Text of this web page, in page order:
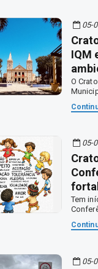
05-
IQM
O
05-
Tem
05-